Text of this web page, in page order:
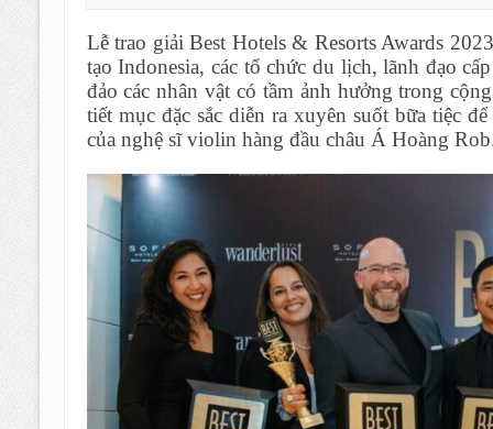
Lễ trao giải Best Hotels & Resorts Awards
tạo Indonesia, các tổ chức du lịch, lãnh đạo
đảo các nhân vật có tầm ảnh hưởng trong
tiết mục đặc sắc diễn ra xuyên suốt bữa tiệc
của nghệ sĩ violin hàng đầu châu Á Hoàng